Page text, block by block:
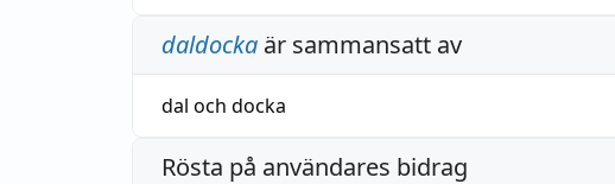
daldocka är sammansatt av
dal och docka
Rösta på användares bidrag